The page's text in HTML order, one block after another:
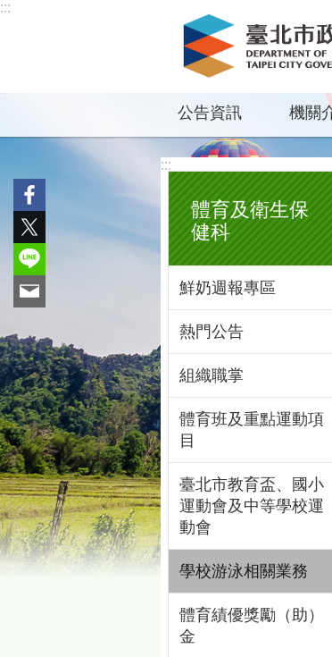
跳到主要內容區塊
:::
公告資訊 機關
:::
體育及衛生保
健科
鮮奶週報專區
熱門公告
組織職掌
體育班及重點運動項
目
臺北市教育盃、國小
運動會及中等學校運
動會
學校游泳相關業務
體育績優獎勵（助）
金